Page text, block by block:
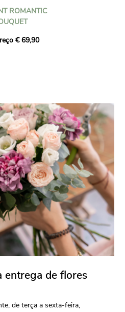
ROMANTIC
€ 69,90
entrega de flores
de terça a sexta-feira,